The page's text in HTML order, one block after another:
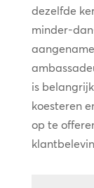
dezelfde
minder-
is
koesteren
op te